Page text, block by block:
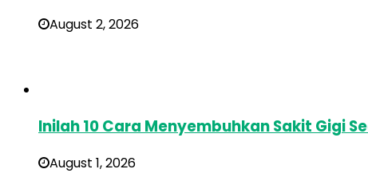
August 2, 2026
Inilah 10 Cara Menyembuhkan Sakit Gigi
August 1, 2026